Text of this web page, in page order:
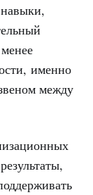
именно
между